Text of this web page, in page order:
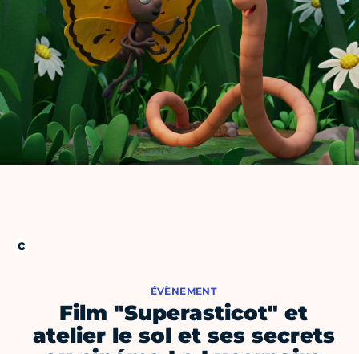
ÉVÈNEMENT
Film "Superasticot" et
atelier le sol et ses secrets